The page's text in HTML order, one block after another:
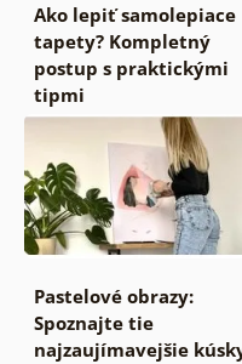
Ako lepiť samolepiace
tapety? Kompletný
postup s praktickými
tipmi
Pastelové obrazy:
Spoznajte tie
najzaujímavejšie